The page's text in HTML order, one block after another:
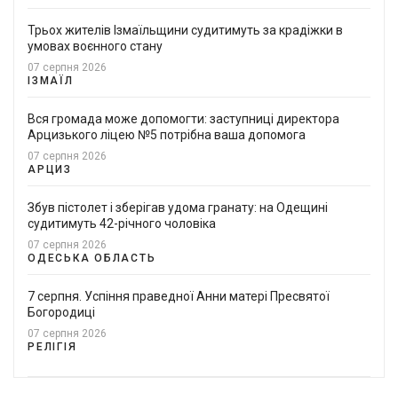
Трьох жителів Ізмаїльщини судитимуть за крадіжки в
умовах воєнного стану
07 серпня 2026
ІЗМАЇЛ
Вся громада може допомогти: заступниці директора
Арцизького ліцею №5 потрібна ваша допомога
07 серпня 2026
АРЦИЗ
Збув пістолет і зберігав удома гранату: на Одещині
судитимуть 42-річного чоловіка
07 серпня 2026
ОДЕСЬКА ОБЛАСТЬ
7 серпня. Успіння праведної Анни матері Пресвятої
Богородиці
07 серпня 2026
РЕЛІГІЯ